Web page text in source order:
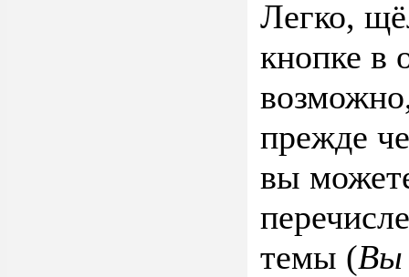
Легко,
кнопке в
прежде
вы
темы (Вы